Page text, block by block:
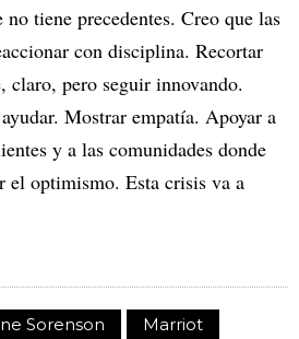
tiene precedentes. Creo que las
con disciplina. Recortar
claro, pero seguir innovando.
Mostrar empatía. Apoyar a
y a las comunidades donde
el optimismo. Esta crisis va a
Sorenson
Marriot